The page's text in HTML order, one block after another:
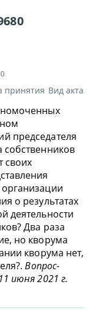
принятия Вид акта
председателя
своих
о результатах
деятельности
Два раза
но кворума
кворума нет,
Вопрос-
июня 2021 г.